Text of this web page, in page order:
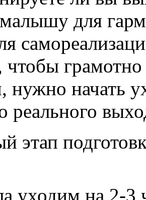
для
чтобы
нужно начать
реального
этап
уходим на 2-3